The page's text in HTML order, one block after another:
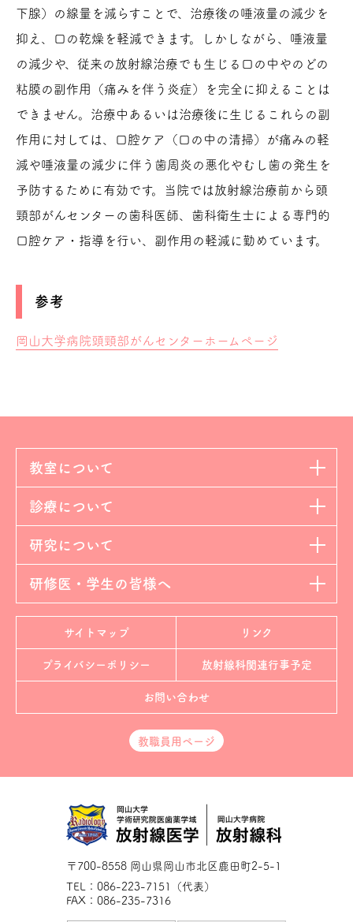
下腺）の線量を減らすことで、治療後の唾液量の減少を
抑え、口の乾燥を軽減できます。しかしながら、唾液量
の減少や、従来の放射線治療でも生じる口の中やのどの
粘膜の副作用（痛みを伴う炎症）を完全に抑えることは
できません。治療中あるいは治療後に生じるこれらの副
作用に対しては、口腔ケア（口の中の清掃）が痛みの軽
減や唾液量の減少に伴う歯周炎の悪化やむし歯の発生を
予防するために有効です。当院では放射線治療前から頭
頸部がんセンターの歯科医師、歯科衛生士による専門的
口腔ケア・指導を行い、副作用の軽減に勤めています。
参考
岡山大学病院頭頸部がんセンターホームページ
教室について
診療について
研究について
研修医・学生の皆様へ
〒700-8558 岡山県岡山市北区鹿田町2-5-1
TEL：086-223-7151（代表）
FAX：086-235-7316
サイトマップ リンク
プライバシーポリシー 放射線科関連行事予定
お問い合わせ
教職員用ページ